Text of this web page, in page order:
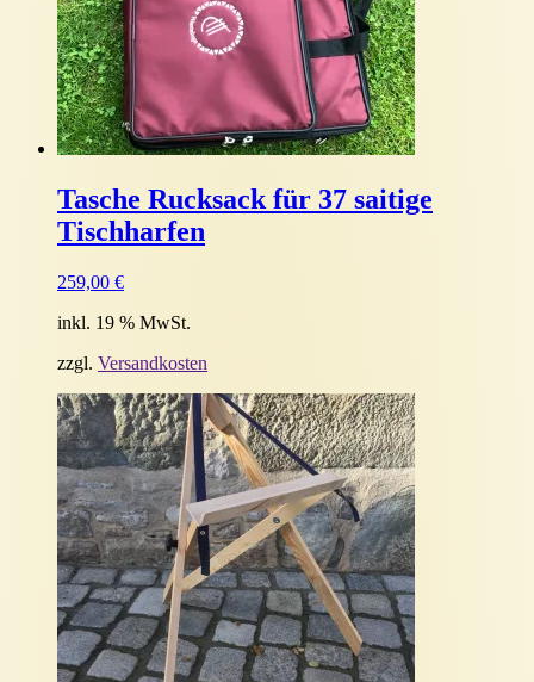
Tasche Rucksack für 37 saitige
Tischharfen
259,00 €
inkl. 19 % MwSt.
zzgl. Versandkosten